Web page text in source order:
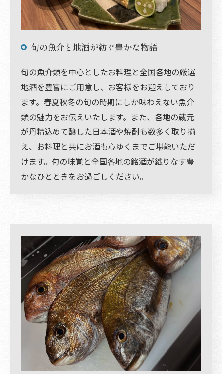
旬の魚介と地酒が紡ぐ豊かな物語
旬の魚介類を中心としたお料理と全国各地の厳選
地酒を豊富にご用意し、お客様をお迎えしており
ます。春夏秋冬の旬の時期にしか味わえない魚介
類の魅力をお伝えいたします。また、各地の蔵元
が丹精込めて醸した日本酒や焼酎も数多く取り揃
え、お料理と共にお酒も心ゆくまでご堪能いただ
けます。旬の味覚と全国各地の銘酒が織りなす豊
かなひとときをお過ごしください。